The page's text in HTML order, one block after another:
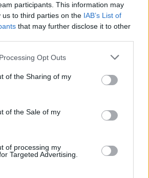
participants. This information may
us to third parties on the IAB’s List of
that may further disclose it to other
Opt Outs
of the Sharing of my
of the Sale of my
of processing my
Targeted Advertising.
παραλίγο να βάλει φωτιά στις
με τροφική δηλητηρίαση η
του Ομάν
Μαδέρα: Νόμιζαν ότι
Ρονάλντο με την Χεορχίνα -